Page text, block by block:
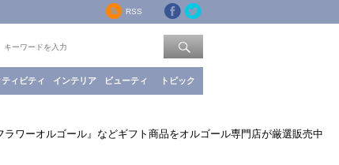
RSS
ティビティ インテリア ビューティ トピック
ワーオルゴール』などギフト商品をオルゴール専門店が厳選販売中